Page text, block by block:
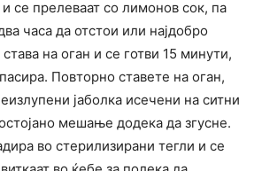
се прелеваат со лимонов сок, па
часа да отстои или најдобро
на оган и се готви 15 минути,
Повторно ставете на оган,
јаболка исечени на ситни
мешање додека да згусне.
во стерилизирани тегли и се